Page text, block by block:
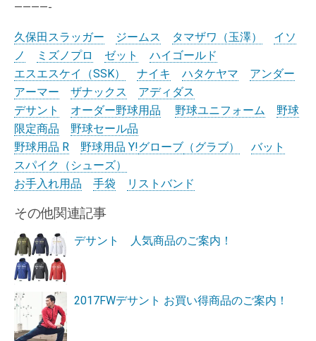
————-
久保田スラッガー ジームス タマザワ（玉澤）
イソ
ノ
ミズノプロ ゼット
ハイゴールド
エスエスケイ（SSK）
ナイキ ハタケヤマ
アンダー
アーマー
ザナックス
アディダス
デサント
オーダー野球用品 野球ユニフォーム
野球
限定商品
野球セール品
野球用品 R
野球用品 Y!グローブ （グラブ）
バット
スパイク（シューズ）
お手入れ用品
手袋 リストバンド
その他関連記事
デサント 人気商品のご案内！
2017FWデサント お買い得商品のご案内！